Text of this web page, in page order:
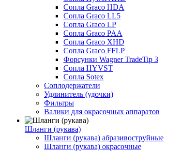
Сопла Graco HDA
Сопла Graco LL5
Сопла Graco LP
Сопла Graco PAA
Сопла Graco XHD
Сопла Graco FFLP
Форсунки Wagner TradeTip 3
Сопла HYVST
Сопла Sotex
Соплодержатели
Удлинитель (удочки)
Фильтры
Валики для окрасочных аппаратов
Шланги (рукава)
Шланги (рукава) абразивоструйные
Шланги (рукава) окрасочные